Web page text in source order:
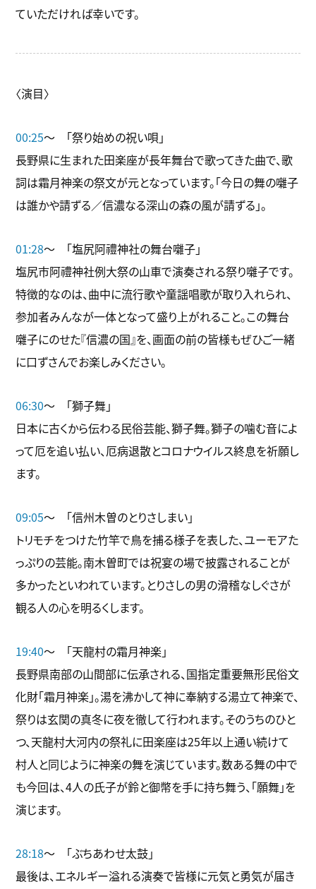
ていただければ幸いです。
〈演目〉
00:25～ 「祭り始めの祝い唄」
長野県に生まれた田楽座が長年舞台で歌ってきた曲で、歌
詞は霜月神楽の祭文が元となっています。「今日の舞の囃子
は誰かや請ずる／信濃なる深山の森の風が請ずる」。
01:28～ 「塩尻阿禮神社の舞台囃子」
塩尻市阿禮神社例大祭の山車で演奏される祭り囃子です。
特徴的なのは、曲中に流行歌や童謡唱歌が取り入れられ、
参加者みんなが一体となって盛り上がれること。この舞台
囃子にのせた『信濃の国』を、画面の前の皆様もぜひご一緒
に口ずさんでお楽しみください。
06:30～ 「獅子舞」
日本に古くから伝わる民俗芸能、獅子舞。獅子の噛む音によ
って厄を追い払い、厄病退散とコロナウイルス終息を祈願し
ます。
09:05～ 「信州木曽のとりさしまい」
トリモチをつけた竹竿で鳥を捕る様子を表した、ユーモアた
っぷりの芸能。南木曽町では祝宴の場で披露されることが
多かったといわれています。とりさしの男の滑稽なしぐさが
観る人の心を明るくします。
19:40～ 「天龍村の霜月神楽」
長野県南部の山間部に伝承される、国指定重要無形民俗文
化財「霜月神楽」。湯を沸かして神に奉納する湯立て神楽で、
祭りは玄関の真冬に夜を徹して行われます。そのうちのひと
つ、天龍村大河内の祭礼に田楽座は25年以上通い続けて
村人と同じように神楽の舞を演じています。数ある舞の中で
も今回は、4人の氏子が鈴と御幣を手に持ち舞う、「願舞」を
演じます。
28:18～ 「ぶちあわせ太鼓」
最後は、エネルギー溢れる演奏で皆様に元気と勇気が届き